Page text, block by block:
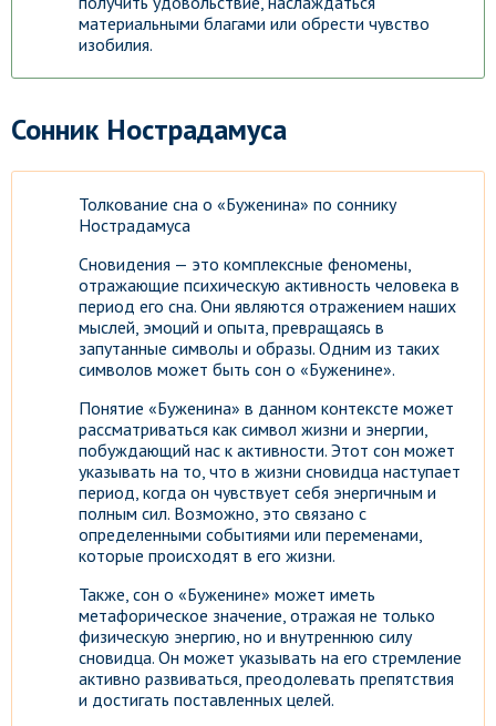
материальными благами или обрести чувство
изобилия.
Сонник Нострадамуса
Толкование сна о «Буженина» по соннику
Нострадамуса
Сновидения — это комплексные феномены,
отражающие психическую активность человека в
период его сна. Они являются отражением наших
мыслей, эмоций и опыта, превращаясь в
запутанные символы и образы. Одним из таких
символов может быть сон о «Буженине».
Понятие «Буженина» в данном контексте может
рассматриваться как символ жизни и энергии,
побуждающий нас к активности. Этот сон может
указывать на то, что в жизни сновидца наступает
период, когда он чувствует себя энергичным и
полным сил. Возможно, это связано с
определенными событиями или переменами,
которые происходят в его жизни.
Также, сон о «Буженине» может иметь
метафорическое значение, отражая не только
физическую энергию, но и внутреннюю силу
сновидца. Он может указывать на его стремление
активно развиваться, преодолевать препятствия
и достигать поставленных целей.